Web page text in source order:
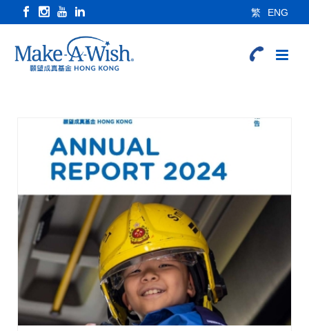
繁 ENG